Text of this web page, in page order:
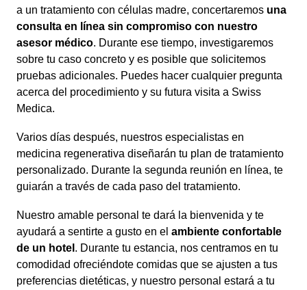
a un tratamiento con células madre, concertaremos una
consulta en línea sin compromiso con nuestro
asesor médico. Durante ese tiempo, investigaremos
sobre tu caso concreto y es posible que solicitemos
pruebas adicionales. Puedes hacer cualquier pregunta
acerca del procedimiento y su futura visita a Swiss
Medica.
Varios días después, nuestros especialistas en
medicina regenerativa diseñarán tu plan de tratamiento
personalizado. Durante la segunda reunión en línea, te
guiarán a través de cada paso del tratamiento.
Nuestro amable personal te dará la bienvenida y te
ayudará a sentirte a gusto en el ambiente confortable
de un hotel . Durante tu estancia, nos centramos en tu
comodidad ofreciéndote comidas que se ajusten a tus
preferencias dietéticas, y nuestro personal estará a tu